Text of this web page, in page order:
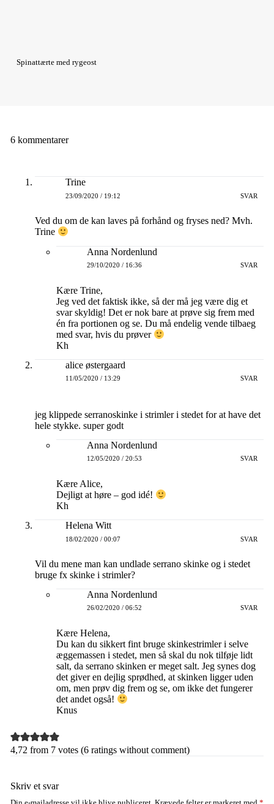
Spinattærte med rygeost
6 kommentarer
Trine
23/09/2020 / 19:12 SVAR
Ved du om de kan laves på forhånd og fryses ned? Mvh.
Trine
Anna Nordenlund
29/10/2020 / 16:36 SVAR
Kære Trine,
Jeg ved det faktisk ikke, så der må jeg være dig et
svar skyldig! Det er nok bare at prøve sig frem med
én fra portionen og se. Du må endelig vende tilbaeg
med svar, hvis du prøver
Kh
alice østergaard
11/05/2020 / 13:29 SVAR
jeg klippede serranoskinke i strimler i stedet for at have det
hele stykke. super godt
Anna Nordenlund
12/05/2020 / 20:53 SVAR
Kære Alice,
Dejligt at høre – god idé!
Kh
Helena Witt
18/02/2020 / 00:07 SVAR
Vil du mene man kan undlade serrano skinke og i stedet
bruge fx skinke i strimler?
Anna Nordenlund
26/02/2020 / 06:52 SVAR
Kære Helena,
Du kan du sikkert fint bruge skinkestrimler i selve
æggemassen i stedet, men så skal du nok tilføje lidt
salt, da serrano skinken er meget salt. Jeg synes dog
det giver en dejlig sprødhed, at skinken ligger uden
om, men prøv dig frem og se, om ikke det fungerer
det andet også!
Knus
4,72 from 7 votes (6 ratings without comment)
Skriv et svar